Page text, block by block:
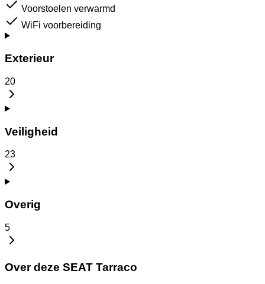
Voorstoelen verwarmd
WiFi voorbereiding
Exterieur
20
Veiligheid
23
Overig
5
Over deze SEAT Tarraco